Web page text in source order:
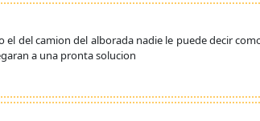
el del camion del alborada nadie le puede decir
a una pronta solucion